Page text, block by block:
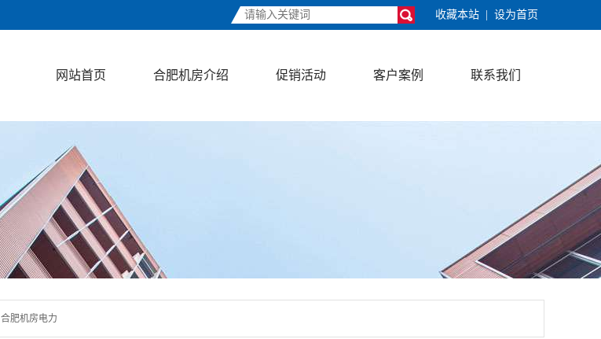
收藏本站 设为首页
网站首页 合肥机房介绍 促销活动 客户案例 联系我们
合肥机房电力